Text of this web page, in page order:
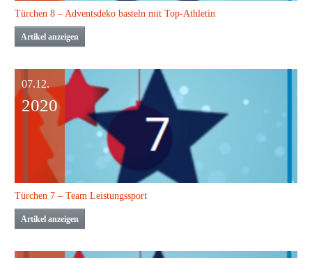
Türchen 8 – Adventsdeko basteln mit Top-Athletin
Artikel anzeigen
07.12.
2020
Türchen 7 – Team Leistungssport
Artikel anzeigen